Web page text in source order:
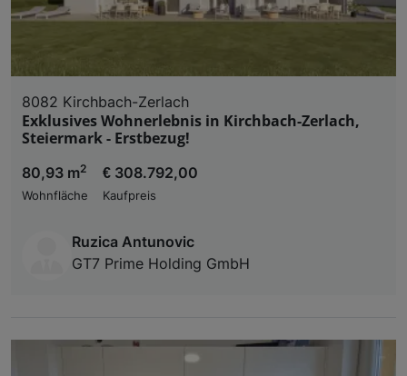
8082 Kirchbach-Zerlach
Exklusives Wohnerlebnis in Kirchbach-Zerlach,
Steiermark - Erstbezug!
80,93 m2
Wohnfläche
€ 308.792,00
Kaufpreis
Ruzica Antunovic
GT7 Prime Holding GmbH